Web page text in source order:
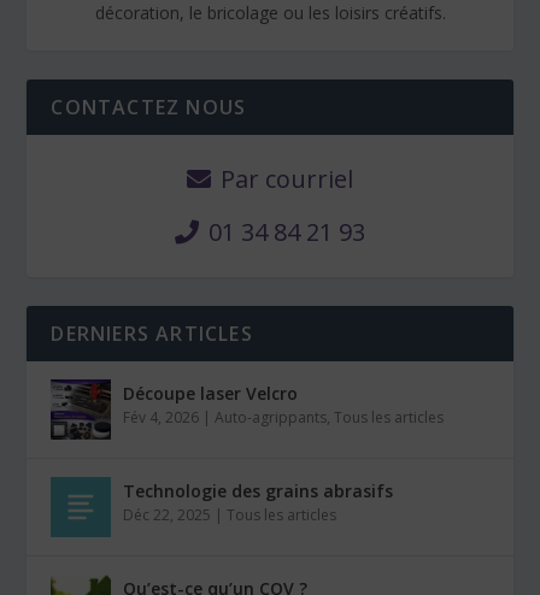
décoration, le bricolage ou les loisirs créatifs.
CONTACTEZ NOUS
Par courriel
01 34 84 21 93
DERNIERS ARTICLES
Découpe laser Velcro
Fév 4, 2026 |Auto-agrippants,Tous les articles
Technologie des grains abrasifs
Déc 22, 2025 |Tous les articles
Qu’est-ce qu’un COV ?